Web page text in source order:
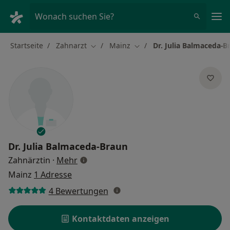
Wonach suchen Sie?
Startseite Zahnarzt Stadt ändern
Mainz Stadt ändern
Dr. Julia Balmaceda-
Dr. Julia Balmaceda-Braun
Zahnärztin · Mehrüber Spezialisierungen
Mainz 1 Adresse
4 Bewertungen
Kontaktdaten anzeigen